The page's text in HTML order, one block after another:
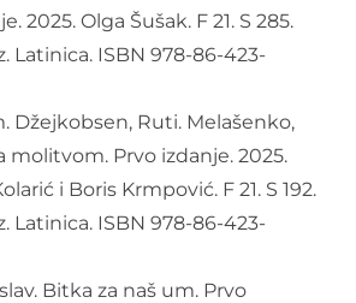
2025. Olga Šušak. F 21. S 285.
Latinica. ISBN 978-86-423-
Džejkobsen, Ruti. Melašenko,
molitvom. Prvo izdanje. 2025.
i Boris Krmpović. F 21. S 192.
Latinica. ISBN 978-86-423-
Bitka za naš um. Prvo